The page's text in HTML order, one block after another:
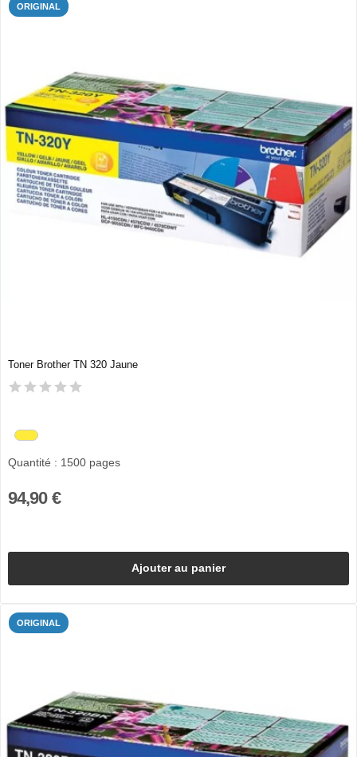
ORIGINAL
Toner Brother TN 320 Jaune
Quantité : 1500 pages
94,90 €
Ajouter au panier
ORIGINAL